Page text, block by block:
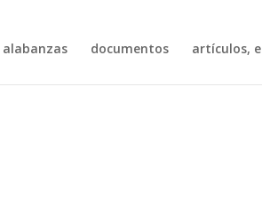
alabanzas documentos artículos,